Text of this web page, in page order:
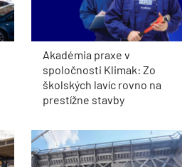
Akadémia praxe v
spoločnosti Klimak: Zo
školských lavíc rovno na
prestížne stavby